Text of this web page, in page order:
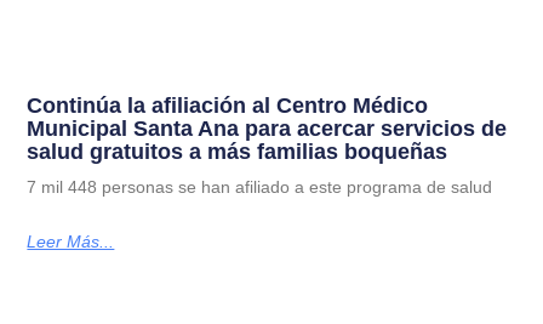
Continúa la afiliación al Centro Médico
Municipal Santa Ana para acercar servicios de
salud gratuitos a más familias boqueñas
7 mil 448 personas se han afiliado a este programa de salud
Leer Más...